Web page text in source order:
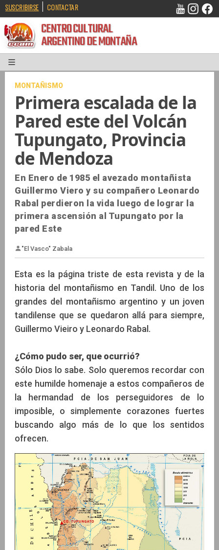
SUSCRIBIRSE | CONTACTAR
CENTRO CULTURAL
ARGENTINO DE MONTAÑA
MONTAÑISMO
Primera escalada de la
Pared este del Volcán
Tupungato, Provincia
de Mendoza
En Enero de 1985 el avezado montañista
Guillermo Viero y su compañero Leonardo
Rabal perdieron la vida luego de lograr la
primera ascensión al Tupungato por la
pared Este
"El Vasco" Zabala
Esta es la página triste de esta revista y de la
historia del montañismo en Tandil. Uno de los
grandes del montañismo argentino y un joven
tandilense que se quedaron allá para siempre,
Guillermo Vieiro y Leonardo Rabal.
¿Cómo pudo ser, que ocurrió?
Sólo Dios lo sabe. Solo queremos recordar con
este humilde homenaje a estos compañeros de
la hermandad de los perseguidores de lo
imposible, o simplemente corazones fuertes
buscando algo más de lo que los sentidos
ofrecen.